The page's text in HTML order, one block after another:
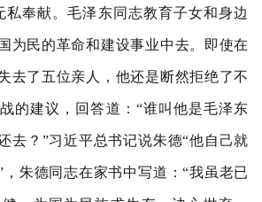
私奉献。毛泽东同志教育子女和身边
为民的革命和建设事业中去。即使在
去了五位亲人，他还是断然拒绝了不
的建议，回答道：“谁叫他是毛泽东
去？”习近平总书记说朱德“他自己就
朱德同志在家书中写道：“我虽老已